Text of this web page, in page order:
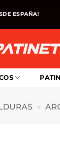
ESPAÑA!
»